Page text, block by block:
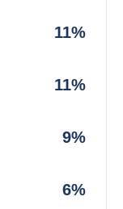
11%
11%
9%
6%